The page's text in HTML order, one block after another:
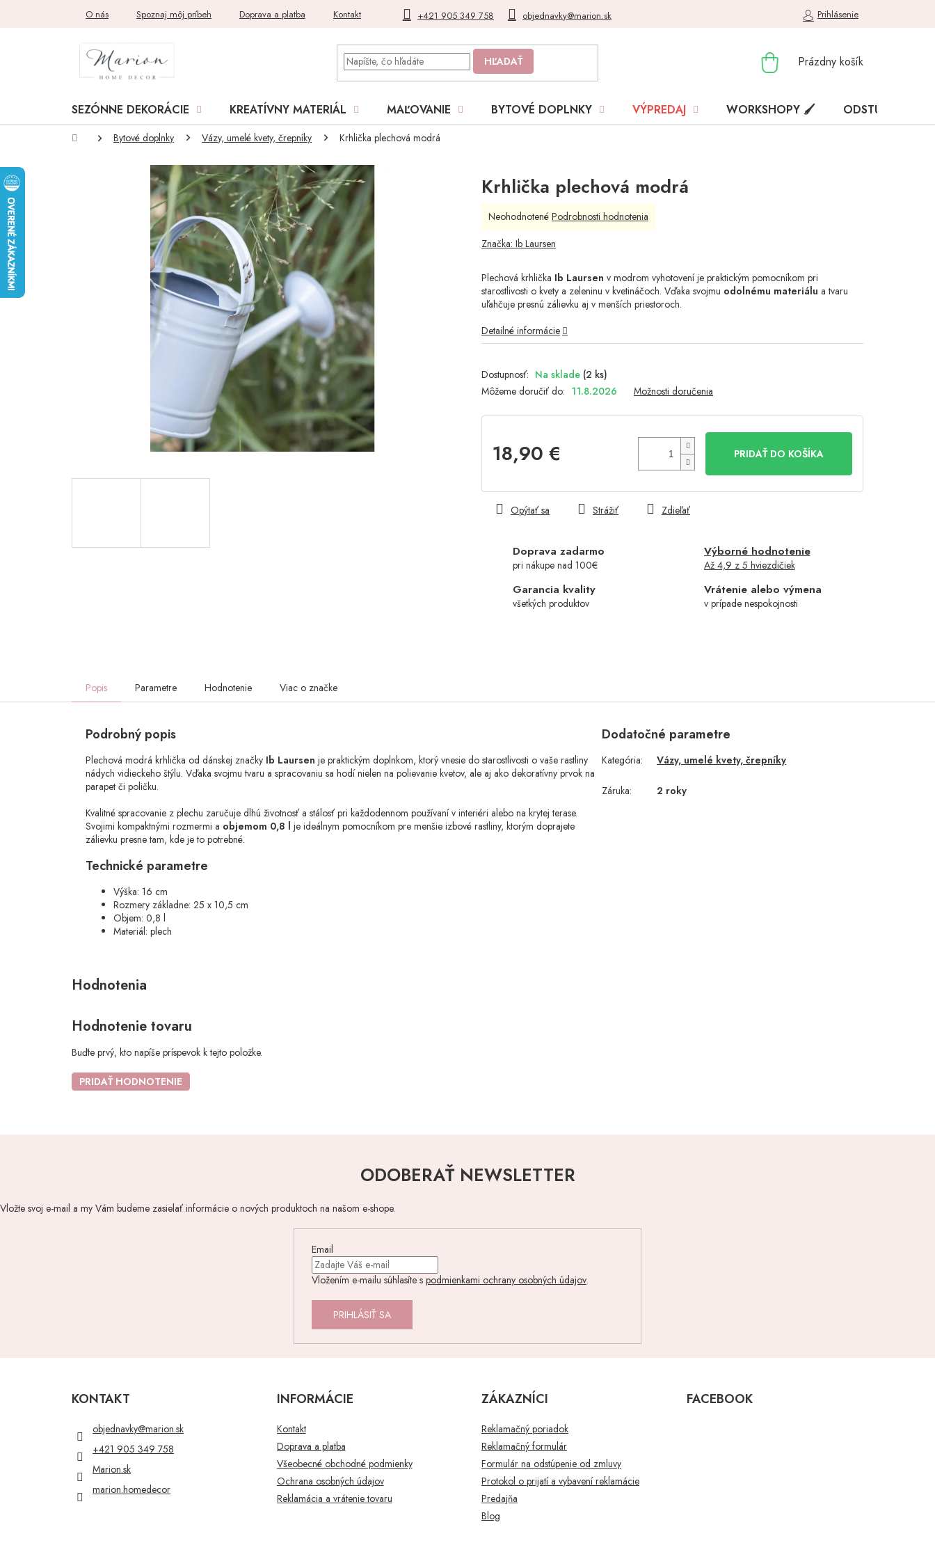
+421 905 349 758 objednavky@marion.sk
O nás Spoznaj môj príbeh Doprava a platba Kontakt Blog Moja objednávka Prihlásenie
HĽADAŤ
NÁKUPNÝ
Prázdny košík
SEZÓNNE DEKORÁCIE KREATÍVNY MATERIÁL MAĽOVANIE BYTOVÉ DOPLNKY VÝPREDAJ WORKSHOPY 🖌️ ODSTÚPENIE
DomovBytové doplnky Vázy, umelé kvety, črepníky Krhlička plechová modrá
Krhlička plechová modrá
Na sklade (2 ks)
Môžeme doručiť do: 11.8.2026 Možnosti doručenia
18,90 €
cena:
PRIDAŤ DO KOŠÍKA
Doprava zadarmo
pri nákupe nad 100€
Výborné hodnotenie
Až 4,9 z 5 hviezdičiek
Garancia kvality
všetkých produktov
Vrátenie alebo výmena
v prípade nespokojnosti
Plechová krhlička Ib Laursen v modrom vyhotovení je praktickým pomocníkom pri
starostlivosti o kvety a zeleninu v kvetináčoch. Vďaka svojmu odolnému materiálu a tvaru
uľahčuje presnú zálievku aj v menších priestoroch.
Detailné informácie
Opýtať sa Strážiť Zdieľať
Priemerné
produktu
z
5
hviezdičiek.
Neohodnotené Podrobnosti hodnotenia
Značka: Ib Laursen
Popis Parametre Hodnotenie Viac o značke
Podrobný popis
Plechová modrá krhlička od dánskej značky Ib Laursen je praktickým doplnkom, ktorý vnesie do starostlivosti o vaše rastliny
nádych vidieckeho štýlu. Vďaka svojmu tvaru a spracovaniu sa hodí nielen na polievanie kvetov, ale aj ako dekoratívny prvok na
parapet či poličku.
Kvalitné spracovanie z plechu zaručuje dlhú životnosť a stálosť pri každodennom používaní v interiéri alebo na krytej terase.
Svojimi kompaktnými rozmermi a objemom 0,8 l je ideálnym pomocníkom pre menšie izbové rastliny, ktorým doprajete
zálievku presne tam, kde je to potrebné.
Technické parametre
Výška: 16 cm
Rozmery základne: 25 x 10,5 cm
Objem: 0,8 l
Materiál: plech
Dodatočné parametre
Kategória: Vázy, umelé kvety, črepníky
Záruka: 2 roky
Hodnotenie tovaru
Buďte prvý, kto napíše príspevok k tejto položke.
PRIDAŤ HODNOTENIE
ODOBERAŤ NEWSLETTER
Vložte svoj e-mail a my Vám budeme zasielať informácie o nových produktoch na našom e-shope.
Email
Vložením e-mailu súhlasíte s podmienkami ochrany osobných údajov.
PRIHLÁSIŤ SA
KONTAKT
objednavky@marion.sk
+421 905 349 758
Marion.sk
marion.homedecor
INFORMÁCIE
Kontakt
Doprava a platba
Všeobecné obchodné podmienky
Ochrana osobných údajov
Reklamácia a vrátenie tovaru
ZÁKAZNÍCI
Reklamačný poriadok
Reklamačný formulár
Formulár na odstúpenie od zmluvy
Protokol o prijatí a vybavení reklamácie
Predajňa
Blog
FACEBOOK